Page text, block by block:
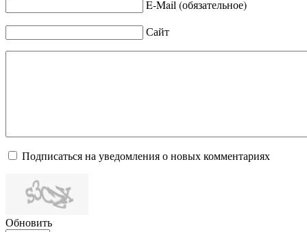
E-Mail (обязательное)
Сайт
Подписаться на уведомления о новых комментариях
Обновить